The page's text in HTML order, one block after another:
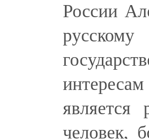
России
человек,